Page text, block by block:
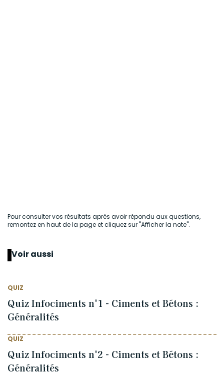
Pour consulter vos résultats après avoir répondu aux questions,
remontez en haut de la page et cliquez sur "Afficher la note".
Voir aussi
QUIZ
Quiz Infociments n°1 - Ciments et Bétons :
Généralités
QUIZ
Quiz Infociments n°2 - Ciments et Bétons :
Généralités